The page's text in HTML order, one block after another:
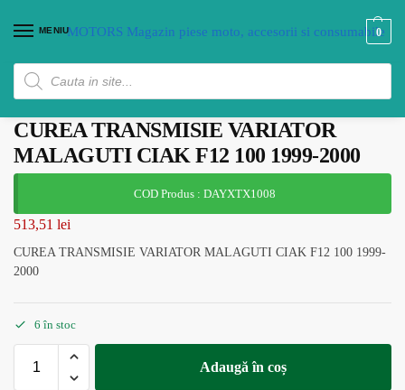
MENIU 0
CUREA TRANSMISIE VARIATOR
MALAGUTI CIAK F12 100 1999-2000
COD Produs : DAYXTX1008
513,51 lei
CUREA TRANSMISIE VARIATOR MALAGUTI CIAK F12 100 1999-
2000
6 în stoc
Adaugă în coș